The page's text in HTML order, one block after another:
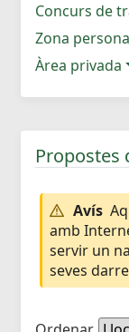
Concurs de
Zona
Àrea privada
Propostes
Avís
amb
servir un
seves